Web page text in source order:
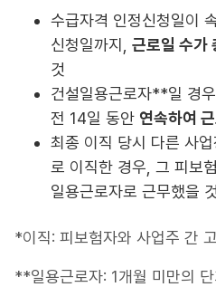
수급자격 인정신청일이
신청일까지, 근로일 수가
것
건설일용근로자**일 경
전 14일 동안 연속하여
최종 이직 당시 다른 사
로 이직한 경우, 그 피보
일용근로자로 근무했을 것
*이직: 피보험자와 사업주 간
**일용근로자: 1개월 미만의